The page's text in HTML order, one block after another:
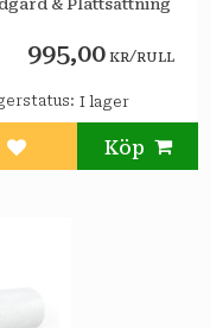
& Plattsättning
995,00 KR/RULL
Lägg till i favoriter